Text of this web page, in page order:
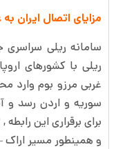
مزایای اتصال ایران به
سامانه ریلی سراسری
ریلی با کشور‌های
غربی مرزو بوم وارد
سوریه و اردن رسد و
و همینطور مسیر